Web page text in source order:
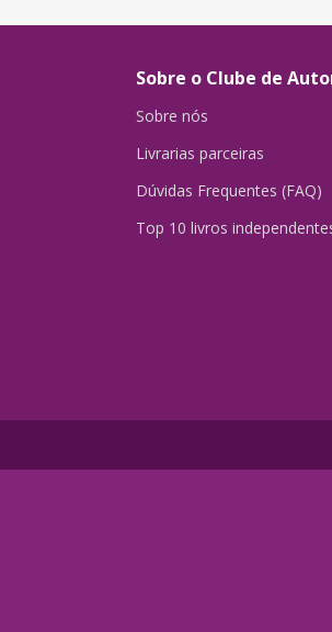
Sobre o Clube de
Sobre nós
Livrarias parceiras
Dúvidas Frequentes (FAQ)
Top 10 livros